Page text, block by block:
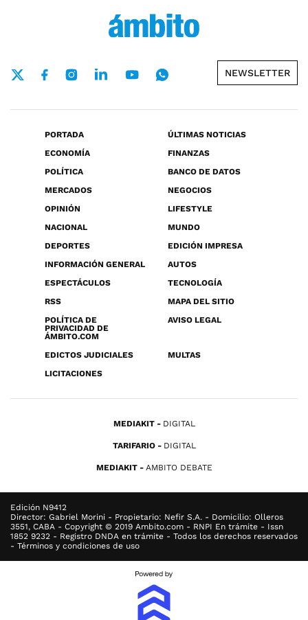
NEWSLETTER
PORTADA
ÚLTIMAS NOTICIAS
ECONOMÍA
FINANZAS
POLÍTICA
BANCO DE DATOS
MERCADOS
NEGOCIOS
OPINIÓN
LIFESTYLE
NACIONAL
MUNDO
DEPORTES
EDICIÓN IMPRESA
INFORMACIÓN GENERAL
AUTOS
ESPECTÁCULOS
TECNOLOGÍA
RSS
MAPA DEL SITIO
POLÍTICA DE
PRIVACIDAD DE
ÁMBITO.COM
AVISO LEGAL
EDICTOS JUDICIALES
MULTAS
LICITACIONES
MEDIAKIT DIGITAL
TARIFARIO DIGITAL
MEDIAKIT AMBITO DEBATE
Edición N9412
Director: Gabriel Morini - Propietario: Nefir S.A. - Domicilio: Olleros
3551, CABA - Copyright © 2019 Ambito.com - RNPI En trámite - Issn
1852 9232 - Registro DNDA en trámite - Todos los derechos reservados
- Términos y condiciones de uso